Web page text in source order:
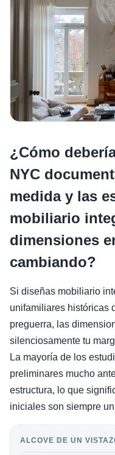
¿Cómo
NYC
medida y las
mobiliario
dimensiones
cambiando?
Si diseñas mobiliario
unifamiliares históricas
preguerra, las
silenciosamente tu
La mayoría de los
preliminares mucho
estructura, lo que
iniciales son siempre
ALCOVE DE UN